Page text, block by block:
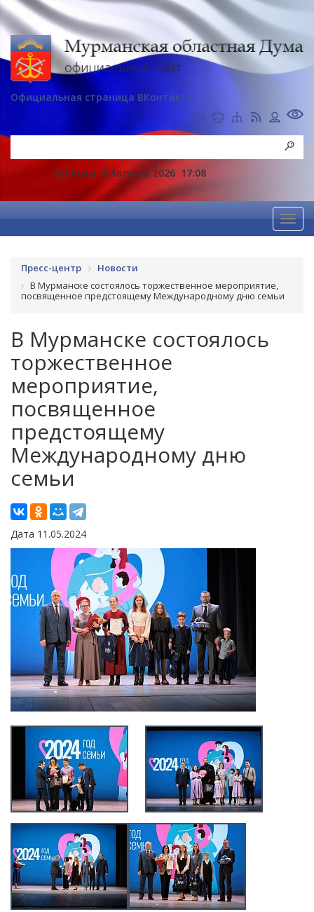
Официальная страница ВКонтакте
Суббота, 8 Августа 2026 17:08
Пресс-центр
Новости
В Мурманске состоялось торжественное мероприятие,
посвященное предстоящему Международному дню семьи
В Мурманске состоялось
торжественное
мероприятие,
посвященное
предстоящему
Международному дню
семьи
Дата 11.05.2024